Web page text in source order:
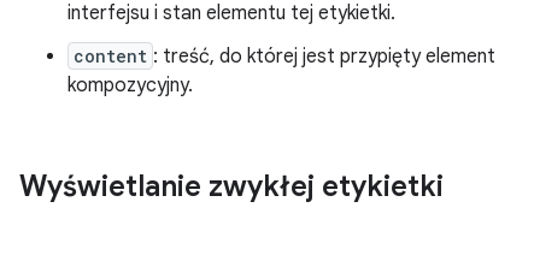
interfejsu i stan elementu tej etykietki.
content : treść, do której jest przypięty element
kompozycyjny.
Wyświetlanie zwykłej etykietki